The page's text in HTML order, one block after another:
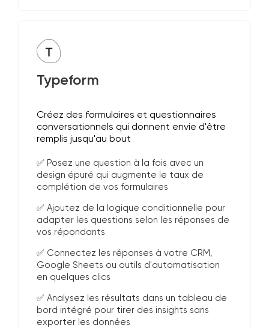
Typeform
Créez des formulaires et questionnaires
conversationnels qui donnent envie d'être
remplis jusqu'au bout
✅ Posez une question à la fois avec un
design épuré qui augmente le taux de
complétion de vos formulaires
✅ Ajoutez de la logique conditionnelle pour
adapter les questions selon les réponses de
vos répondants
✅ Connectez les réponses à votre CRM,
Google Sheets ou outils d'automatisation
en quelques clics
✅ Analysez les résultats dans un tableau de
bord intégré pour tirer des insights sans
exporter les données